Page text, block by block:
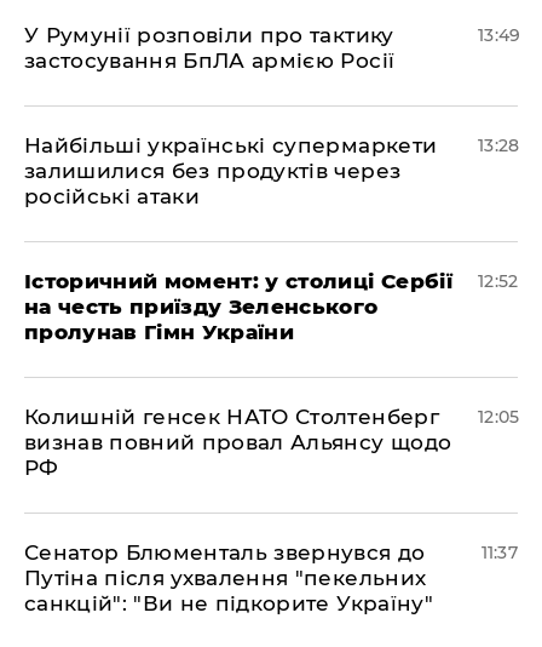
У Румунії розповіли про тактику
застосування БпЛА армією Росії
13:49
Найбільші українські супермаркети
залишилися без продуктів через
російські атаки
13:28
Історичний момент: у столиці Сербії
на честь приїзду Зеленського
пролунав Гімн України
12:52
Колишній генсек НАТО Столтенберг
визнав повний провал Альянсу щодо
РФ
12:05
Сенатор Блюменталь звернувся до
Путіна після ухвалення "пекельних
санкцій": "Ви не підкорите Україну"
11:37